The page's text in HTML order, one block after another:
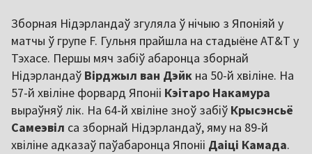
Зборная Нідэрландаў згуляла ў нічыю з Японіяй у
матчы ў групе F. Гульня прайшла на стадыёнеAT&T у
Тэхасе. Першы мяч забіў абаронца зборнай
Нідэрландаў Вірджыл ван Дэйк на 50-й хвіліне. На
57-й хвіліне форвард Японіі Кэітаро Накамура
выраўняў лік. На 64-й хвіліне зноў забіў Крысэнсьё
Самеэвіл са зборнай Нідэрландаў, яму на 89-й
хвіліне адказаў паўабаронца Японіі Даіці Камада.